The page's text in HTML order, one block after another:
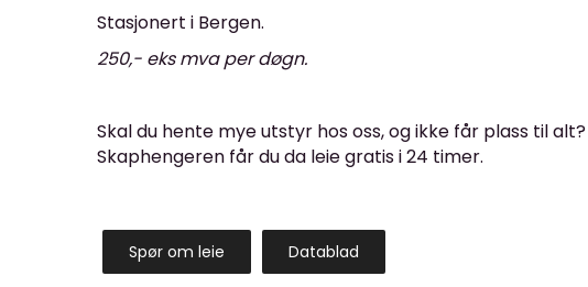
Stasjonert i Bergen.
250,- eks mva per døgn.
Skal du hente mye utstyr hos oss, og ikke får plass til alt?
Skaphengeren får du da leie gratis i 24 timer.
Spør om leie Datablad